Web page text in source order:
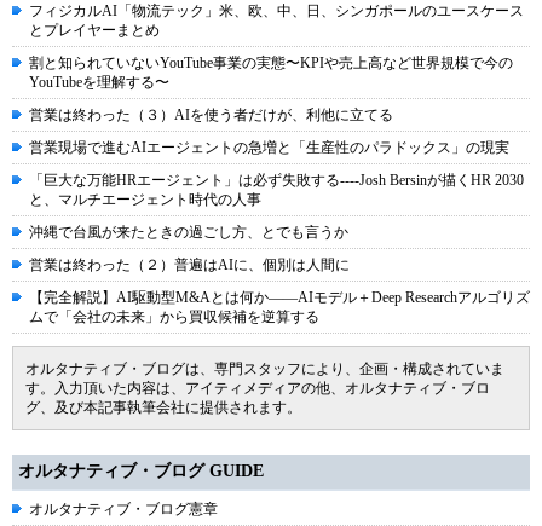
フィジカルAI「物流テック」米、欧、中、日、シンガポールのユースケース
とプレイヤーまとめ
割と知られていないYouTube事業の実態〜KPIや売上高など世界規模で今の
YouTubeを理解する〜
営業は終わった（３）AIを使う者だけが、利他に立てる
営業現場で進むAIエージェントの急増と「生産性のパラドックス」の現実
「巨大な万能HRエージェント」は必ず失敗する----Josh Bersinが描くHR 2030
と、マルチエージェント時代の人事
沖縄で台風が来たときの過ごし方、とでも言うか
営業は終わった（２）普遍はAIに、個別は人間に
【完全解説】AI駆動型M&Aとは何か――AIモデル＋Deep Researchアルゴリズ
ムで「会社の未来」から買収候補を逆算する
オルタナティブ・ブログは、専門スタッフにより、企画・構成されていま
す。入力頂いた内容は、アイティメディアの他、オルタナティブ・ブロ
グ、及び本記事執筆会社に提供されます。
オルタナティブ・ブログ GUIDE
オルタナティブ・ブログ憲章